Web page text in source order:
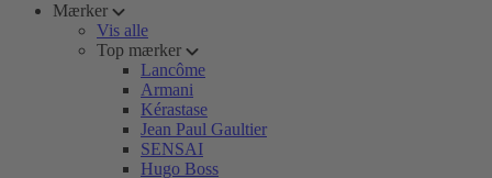
Mærker
Vis alle
Top mærker
Lancôme
Armani
Kérastase
Jean Paul Gaultier
SENSAI
Hugo Boss